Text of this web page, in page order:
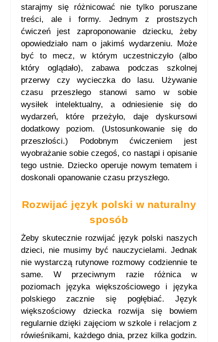
starajmy się różnicować nie tylko poruszane
treści, ale i formy. Jednym z prostszych
ćwiczeń jest zaproponowanie dziecku, żeby
opowiedziało nam o jakimś wydarzeniu. Może
być to mecz, w którym uczestniczyło (albo
który oglądało), zabawa podczas szkolnej
przerwy czy wycieczka do lasu. Używanie
czasu przeszłego stanowi samo w sobie
wysiłek intelektualny, a odniesienie się do
wydarzeń, które przeżyło, daje dyskursowi
dodatkowy poziom. (Ustosunkowanie się do
przeszłości.) Podobnym ćwiczeniem jest
wyobrażanie sobie czegoś, co nastąpi i opisanie
tego ustnie. Dziecko operuje nowym tematem i
doskonali opanowanie czasu przyszłego.
Rozwijać język polski w naturalny
sposób
Żeby skutecznie rozwijać język polski naszych
dzieci, nie musimy być nauczycielami. Jednak
nie wystarczą rutynowe rozmowy codziennie te
same. W przeciwnym razie różnica w
poziomach języka większościowego i języka
polskiego zacznie się pogłębiać. Język
większościowy dziecka rozwija się bowiem
regularnie dzięki zajęciom w szkole i relacjom z
rówieśnikami, każdego dnia, przez kilka godzin.